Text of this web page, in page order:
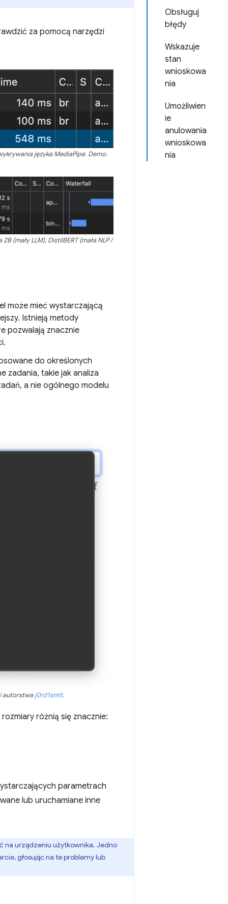
Obsługuj
błędy
Wskazuje
stan
wnioskowa
nia
Umożliwien
ie
anulowania
wnioskowa
nia
za pomocą narzędzi
języka MediaPipe. Demo.
(mały LLM), DistilBERT (mała NLP /
może mieć wystarczającą
Istnieją metody
pozwalają znacznie
do określonych
zadania, takie jak analiza
a nie ogólnego modelu
autorstwaj0rd1smit.
różnią się znacznie:
parametrach
lub uruchamiane inne
na urządzeniu użytkownika. Jedno
głosując na te problemy lub